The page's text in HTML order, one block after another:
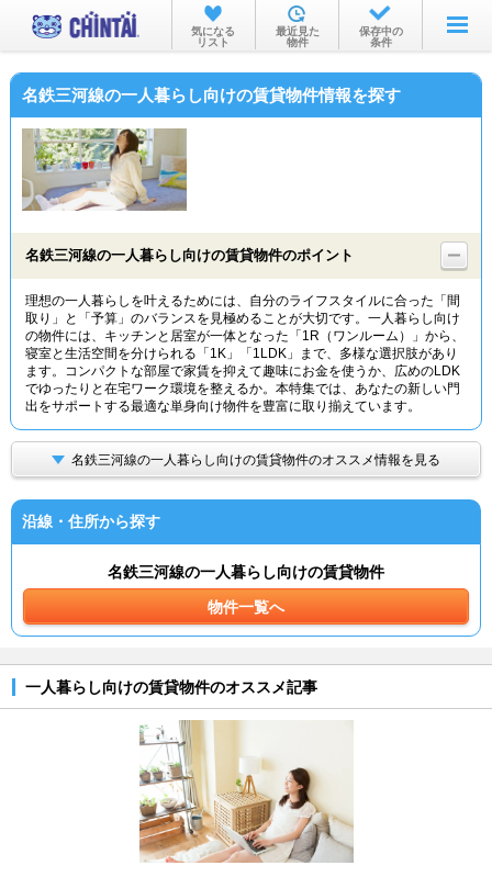
お部屋を探す
沿線・駅から
物件特集から
TOP
気になる
リスト
最近見た
物件
保存中の
条件
名鉄三河線の一人暮らし向けの賃貸物件情報を探す
名鉄三河線の一人暮らし向けの賃貸物件のポイント
理想の一人暮らしを叶えるためには、自分のライフスタイルに合った「間
取り」と「予算」のバランスを見極めることが大切です。一人暮らし向け
の物件には、キッチンと居室が一体となった「1R（ワンルーム）」から、
寝室と生活空間を分けられる「1K」「1LDK」まで、多様な選択肢があり
ます。コンパクトな部屋で家賃を抑えて趣味にお金を使うか、広めのLDK
でゆったりと在宅ワーク環境を整えるか。本特集では、あなたの新しい門
出をサポートする最適な単身向け物件を豊富に取り揃えています。
名鉄三河線の一人暮らし向けの賃貸物件のオススメ情報を見る
沿線・住所から探す
名鉄三河線の一人暮らし向けの賃貸物件
物件一覧へ
一人暮らし向けの賃貸物件のオススメ記事